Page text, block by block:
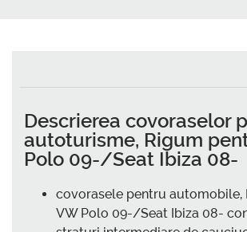
Descrierea covoraselor
autoturisme, Rigum
Polo 09-/Seat Ibiza 08-
covorasele pentru automobile,
VW Polo 09-/Seat Ibiza 08-